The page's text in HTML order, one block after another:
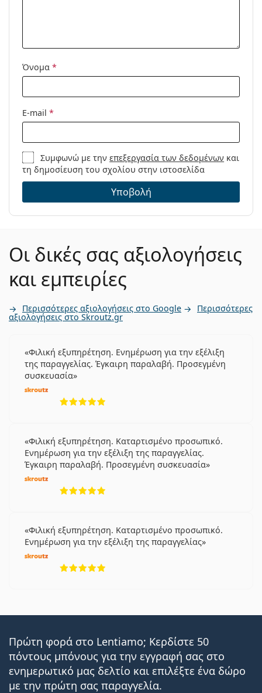
Όνομα *
E-mail *
Συμφωνώ με τηνεπεξεργασία των δεδομένων και
τη δημοσίευση του σχολίου στην ιστοσελίδα
Υποβολή
Οι δικές σας αξιολογήσεις
και εμπειρίες
Περισσότερες αξιολογήσεις στο Google Περισσότερες
αξιολογήσεις στο Skroutz.gr
Φιλική εξυπηρέτηση. Ενημέρωση για την εξέλιξη
της παραγγελίας. Έγκαιρη παραλαβή. Προσεγμένη
συσκευασία
Φιλική εξυπηρέτηση. Καταρτισμένο προσωπικό.
Ενημέρωση για την εξέλιξη της παραγγελίας.
Έγκαιρη παραλαβή. Προσεγμένη συσκευασία
Φιλική εξυπηρέτηση. Καταρτισμένο προσωπικό.
Ενημέρωση για την εξέλιξη της παραγγελίας
Πρώτη φορά στο Lentiamo; Κερδίστε 50
πόντους μπόνους για την εγγραφή σας στο
ενημερωτικό μας δελτίο και επιλέξτε ένα δώρο
με την πρώτη σας παραγγελία.